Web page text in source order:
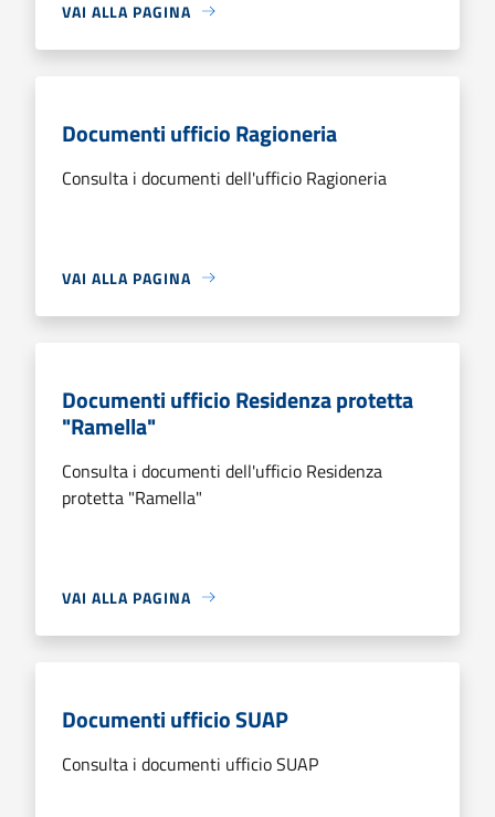
VAI ALLA PAGINA
Documenti ufficio Ragioneria
Consulta i documenti dell'ufficio Ragioneria
VAI ALLA PAGINA
Documenti ufficio Residenza protetta
"Ramella"
Consulta i documenti dell'ufficio Residenza
protetta "Ramella"
VAI ALLA PAGINA
Documenti ufficio SUAP
Consulta i documenti ufficio SUAP